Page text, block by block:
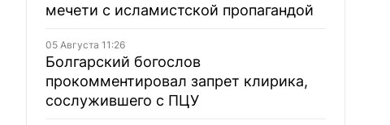
мечети с исламистской пропагандой
05 Августа 11:26
Болгарский богослов
прокомментировал запрет клирика,
сослужившего с ПЦУ